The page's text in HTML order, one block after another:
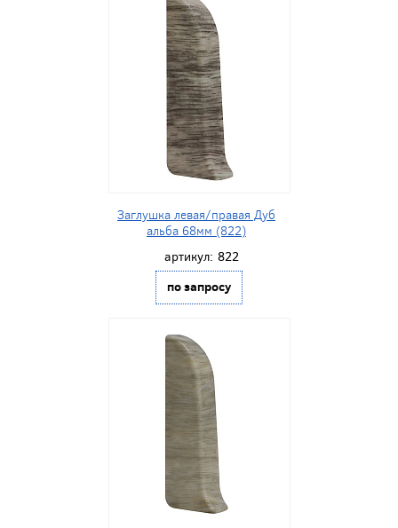
Заглушка левая/правая Дуб
альба 68мм (822)
артикул: 822
по запросу